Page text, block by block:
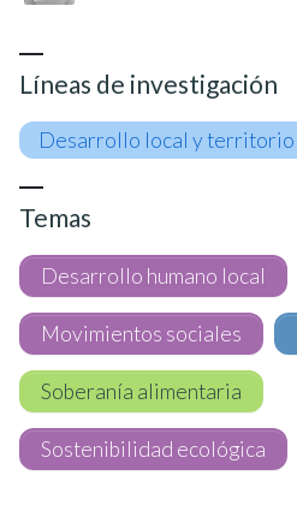
Líneas de investigación
Desarrollo local y territorio
Temas
Desarrollo humano local
Movimientos sociales
Soberanía alimentaria
Sostenibilidad ecológica